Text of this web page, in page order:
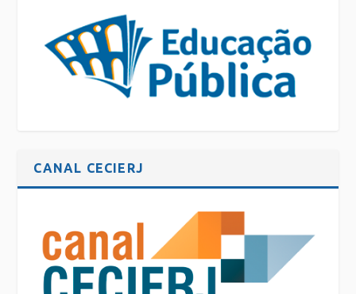
CANAL CECIERJ